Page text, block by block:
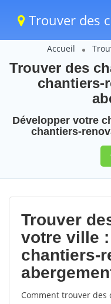
Trouver des
Accueil
Trouver des
chantiers-
Développer votre
chantiers-
Trouver
votre ville
chantiers-
Comment trouver